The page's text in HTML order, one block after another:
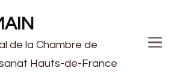
de la Chambre de
Hauts-de-France